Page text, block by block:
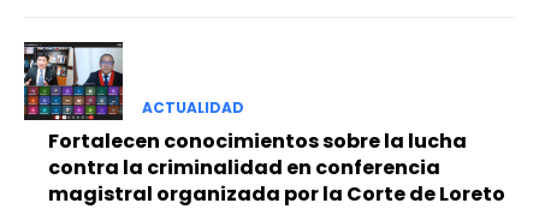
ACTUALIDAD
Fortalecen conocimientos sobre la lucha
contra la criminalidad en conferencia
magistral organizada por la Corte de Loreto